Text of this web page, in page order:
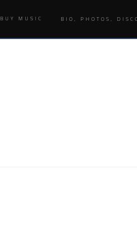
BUY MUSIC BIO, PHOTOS,